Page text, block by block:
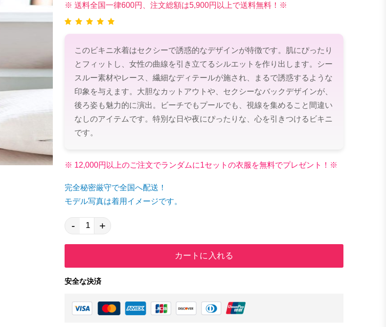
※ 送料全国一律600円、注文総額は5,900円以上で送料無料！※
このビキニ水着はセクシーで誘惑的なデザインが特徴です。肌にぴったり
とフィットし、女性の曲線を引き立てるシルエットを作り出します。シー
スルー素材やレース、繊細なディテールが施され、まるで誘惑するような
印象を与えます。大胆なカットアウトや、セクシーなバックデザインが、
後ろ姿も魅力的に演出。ビーチでもプールでも、視線を集めること間違い
なしのアイテムです。特別な日や夜にぴったりな、心を引きつけるビキニ
です。
※ 12,000円以上のご注文でランダムに1セットの衣服を無料でプレゼント！※
完全秘密厳守で全国へ配送！
モデル写真は着用イメージです。
- +
カートに入れる
安全な決済